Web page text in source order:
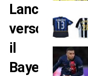
Lanciati
verso
il
Bayern